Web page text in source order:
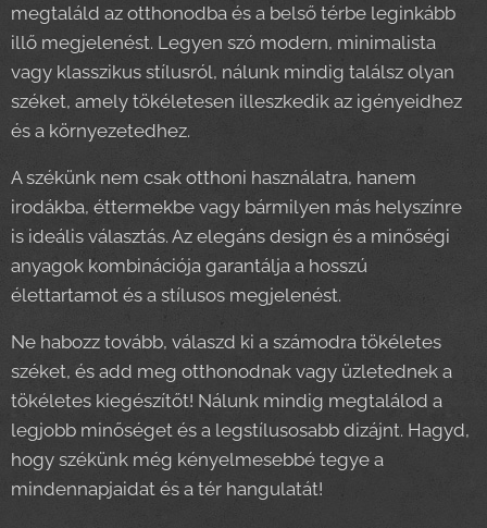
megtaláld az otthonodba és a belső térbe leginkább
illő megjelenést. Legyen szó modern, minimalista
vagy klasszikus stílusról, nálunk mindig találsz olyan
széket, amely tökéletesen illeszkedik az igényeidhez
és a környezetedhez.
A székünk nem csak otthoni használatra, hanem
irodákba, éttermekbe vagy bármilyen más helyszínre
is ideális választás. Az elegáns design és a minőségi
anyagok kombinációja garantálja a hosszú
élettartamot és a stílusos megjelenést.
Ne habozz tovább, válaszd ki a számodra tökéletes
széket, és add meg otthonodnak vagy üzletednek a
tökéletes kiegészítőt! Nálunk mindig megtalálod a
legjobb minőséget és a legstílusosabb dizájnt. Hagyd,
hogy székünk még kényelmesebbé tegye a
mindennapjaidat és a tér hangulatát!